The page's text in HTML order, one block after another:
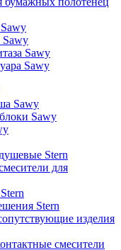
Sawy
Sawy
Sawy
Sawy
Stern
для
Stern
изделия
смесители